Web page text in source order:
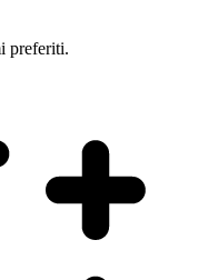
preferiti.